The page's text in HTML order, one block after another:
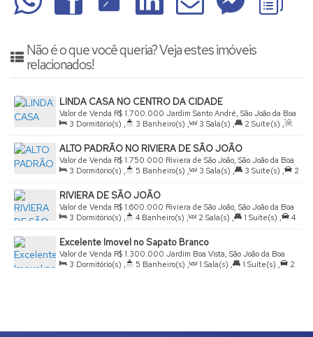
Não é o que você queria? Veja estes imóveis
relacionados!
LINDA CASA NO CENTRO DA CIDADE
R$ 1.700.000
Valor de Venda
Jardim Santo André, São João da Boa
Vista, São Paulo, Brasil
3 Dormitório(s) , 3 Banheiro(s) , 3 Sala(s) , 2 Suíte(s) ,
Total: 600.00m² , 2 Vaga(s) , Útil: 400.00m²
ALTO PADRÃO NO RIVIERA DE SÃO JOÃO
R$ 1.750.000
Valor de Venda
Riviera de São João, São João da Boa
Vista, São Paulo, Brasil
3 Dormitório(s) , 5 Banheiro(s) , 3 Sala(s) , 3 Suíte(s) ,
2
Vaga(s) , Útil: 291.60m² , Terreno: 300.00m² ,
Fundos:
12 .00m , Frente: 12.00m ,
Esquerdo: 25.00m
RIVIERA DE SÃO JOÃO
R$ 1.600.000
Valor de Venda
Riviera de São João, São João da Boa
Vista, São Paulo, Brasil
3 Dormitório(s) , 4 Banheiro(s) , 2 Sala(s) , 1 Suíte(s) ,
4
Vaga(s) , Útil: 350.00m² , Terreno: 600.00m²
Excelente Imovel no Sapato Branco
R$ 1.300.000
Valor de Venda
Jardim Boa Vista, São João da Boa
Vista, São Paulo, Brasil
3 Dormitório(s) , 5 Banheiro(s) , 1 Sala(s) , 1 Suíte(s) ,
2